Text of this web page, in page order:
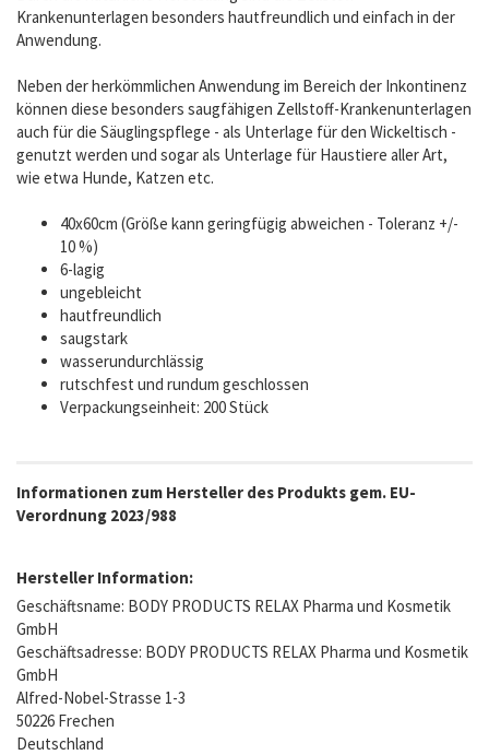
Krankenunterlagen besonders hautfreundlich und einfach in der
Anwendung.
Neben der herkömmlichen Anwendung im Bereich der Inkontinenz
können diese besonders saugfähigen Zellstoff-Krankenunterlagen
auch für die Säuglingspflege - als Unterlage für den Wickeltisch -
genutzt werden und sogar als Unterlage für Haustiere aller Art,
wie etwa Hunde, Katzen etc.
40x60cm (Größe kann geringfügig abweichen - Toleranz +/-
10 %)
6-lagig
ungebleicht
hautfreundlich
saugstark
wasserundurchlässig
rutschfest und rundum geschlossen
Verpackungseinheit: 200 Stück
Informationen zum Hersteller des Produkts gem. EU-
Verordnung 2023/988
Hersteller Information:
Geschäftsname: BODY PRODUCTS RELAX Pharma und Kosmetik
GmbH
Geschäftsadresse: BODY PRODUCTS RELAX Pharma und Kosmetik
GmbH
Alfred-Nobel-Strasse 1-3
50226 Frechen
Deutschland